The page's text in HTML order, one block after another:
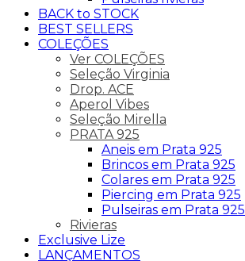
BACK to STOCK
BEST SELLERS
COLEÇÕES
Ver COLEÇÕES
Seleção Virginia
Drop. ACE
Aperol Vibes
Seleção Mirella
PRATA 925
Aneis em Prata 925
Brincos em Prata 925
Colares em Prata 925
Piercing em Prata 925
Pulseiras em Prata 925
Rivieras
Exclusive Lize
LANÇAMENTOS